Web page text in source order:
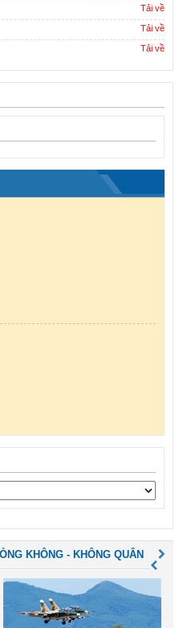
Tải về
Tải về
Tải về
KHÔNG - KHÔNG QUÂN